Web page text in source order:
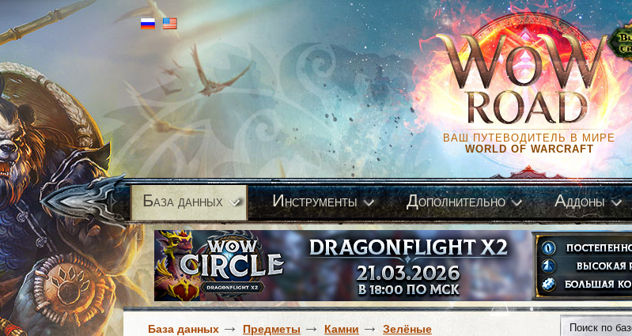
ВАШ ПУТЕВОДИТЕЛЬ В МИРЕ
WORLD OF WARCRAFT
База данных Инструменты Дополнительно Аддоны
База данных Предметы Камни Зелёные